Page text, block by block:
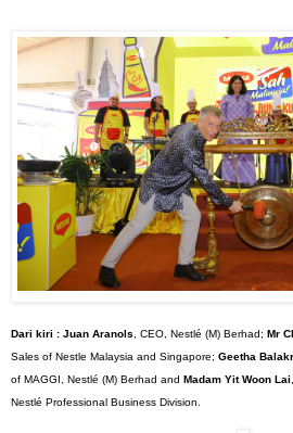
Dari kiri : Juan Aranols , CEO, Nestlé (M) Berhad; Mr
Sales of Nestle Malaysia and Singapore; Geetha
of MAGGI, Nestlé (M) Berhad and Madam Yit Woon Lai
Nestlé Professional Business Division.